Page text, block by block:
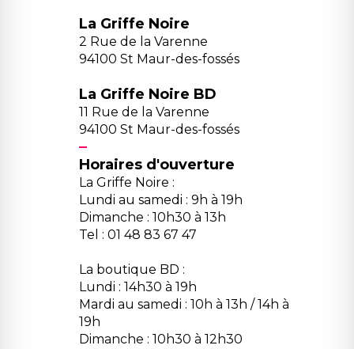
La Griffe Noire
2 Rue de la Varenne
94100 St Maur-des-fossés
La Griffe Noire BD
11 Rue de la Varenne
94100 St Maur-des-fossés
Horaires d'ouverture
La Griffe Noire :
Lundi au samedi : 9h à 19h
Dimanche : 10h30 à 13h
Tel : 01 48 83 67 47
La boutique BD :
Lundi : 14h30 à 19h
Mardi au samedi : 10h à 13h / 14h à
19h
Dimanche : 10h30 à 12h30